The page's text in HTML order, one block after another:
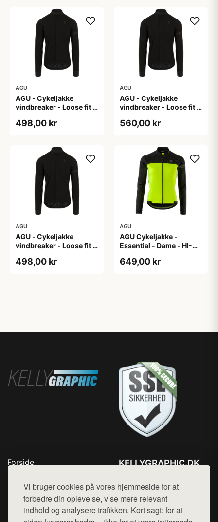
Vi bruger cookies på vores hjemmeside for at
forbedre din oplevelse, vise mere relevant
indhold og analysere trafikken. Kort sagt: for at
AGU
AGU - Cykeljakke
vindbreaker - Loose fit -
498,00 kr
AGU
AGU - Cykeljakke
vindbreaker - Loose fit -
560,00 kr
AGU
AGU - Cykeljakke
vindbreaker - Loose fit -
498,00 kr
AGU
AGU Cykeljakke -
Essential - Dame - HI-
649,00 kr
Forside
Top Rabatter
Blog
Kontakt
KELLYGRAPHIC.DK
Mail: hej@want.dk
Cookie- og privatlivspolitik